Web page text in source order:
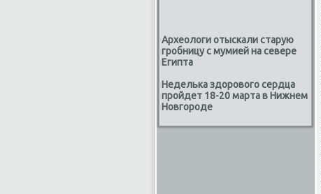
Археологи отыскали старую
гробницу с мумией на севере
Египта
Неделька здорового сердца
пройдет 18-20 марта в Нижнем
Новгороде